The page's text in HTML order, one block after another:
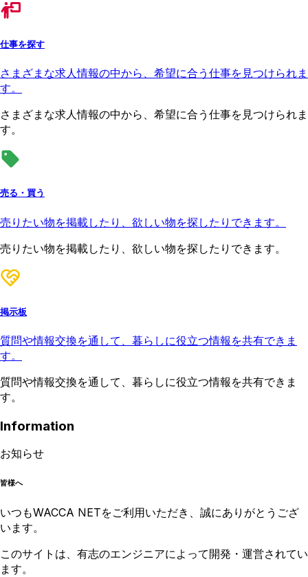
仕事を探す
さまざまな求人情報の中から、希望に合う仕事を見つけられま
す。
さまざまな求人情報の中から、希望に合う仕事を見つけられま
す。
売る・買う
売りたい物を掲載したり、欲しい物を探したりできます。
売りたい物を掲載したり、欲しい物を探したりできます。
掲示板
質問や情報交換を通して、暮らしに役立つ情報を共有できま
す。
質問や情報交換を通して、暮らしに役立つ情報を共有できま
す。
Information
お知らせ
皆様へ
いつもWACCA NETをご利用いただき、誠にありがとうござ
います。
このサイトは、有志のエンジニアによって開発・運営されてい
ます。